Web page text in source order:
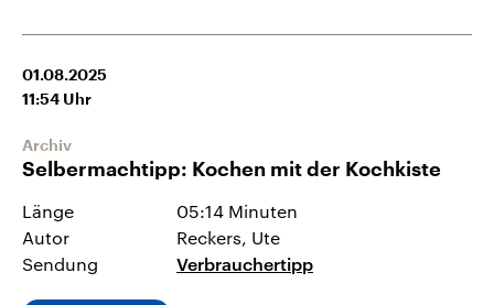
01.08.2025
11:54 Uhr
Archiv
Selbermachtipp: Kochen mit der Kochkiste
Länge
05:14 Minuten
Autor
Reckers, Ute
Sendung
Verbrauchertipp